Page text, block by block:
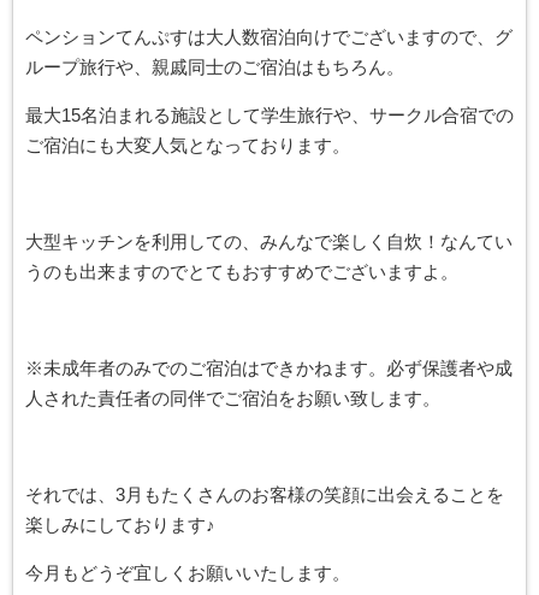
ペンションてんぷすは大人数宿泊向けでございますので、グ
ループ旅行や、親戚同士のご宿泊はもちろん。
最大15名泊まれる施設として学生旅行や、サークル合宿での
ご宿泊にも大変人気となっております。
大型キッチンを利用しての、みんなで楽しく自炊！なんてい
うのも出来ますのでとてもおすすめでございますよ。
※未成年者のみでのご宿泊はできかねます。必ず保護者や成
人された責任者の同伴でご宿泊をお願い致します。
それでは、3月もたくさんのお客様の笑顔に出会えることを
楽しみにしております♪
今月もどうぞ宜しくお願いいたします。